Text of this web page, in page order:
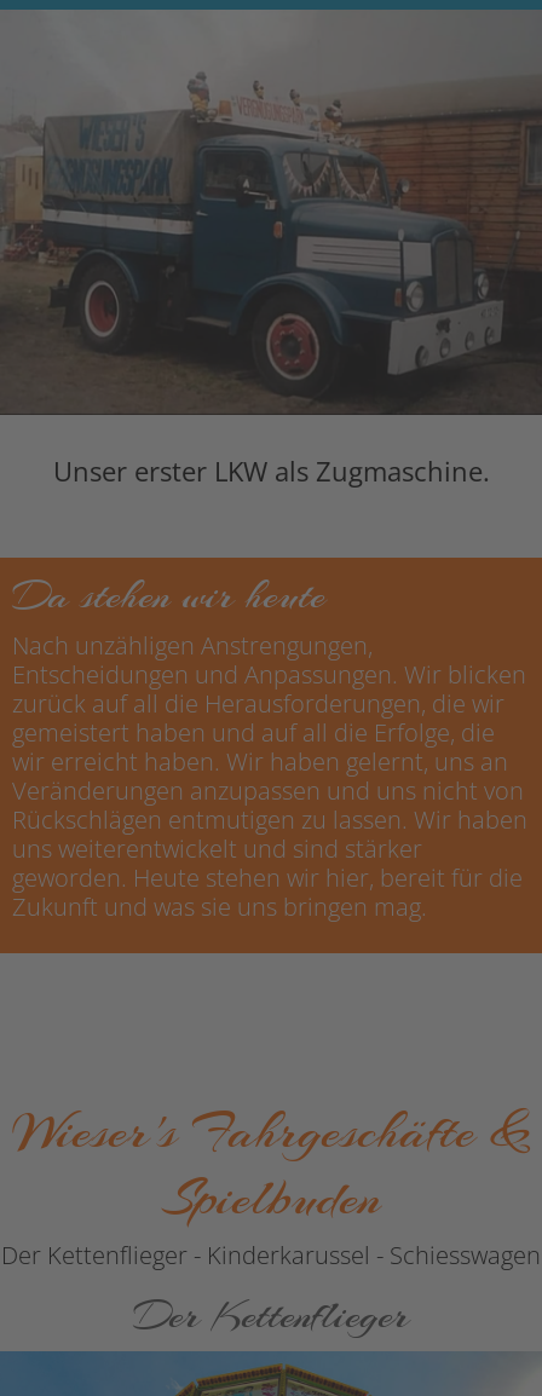
Unser erster LKW als Zugmaschine.
Da stehen wir heute
Nach unzähligen Anstrengungen,
Entscheidungen und Anpassungen. Wir blicken
zurück auf all die Herausforderungen, die wir
gemeistert haben und auf all die Erfolge, die
wir erreicht haben. Wir haben gelernt, uns an
Veränderungen anzupassen und uns nicht von
Rückschlägen entmutigen zu lassen. Wir haben
uns weiterentwickelt und sind stärker
geworden. Heute stehen wir hier, bereit für die
Zukunft und was sie uns bringen mag.
Wieser's Fahrgeschäfte &
Spielbuden
Der Kettenflieger - Kinderkarussel - Schiesswagen
Der Kettenflieger